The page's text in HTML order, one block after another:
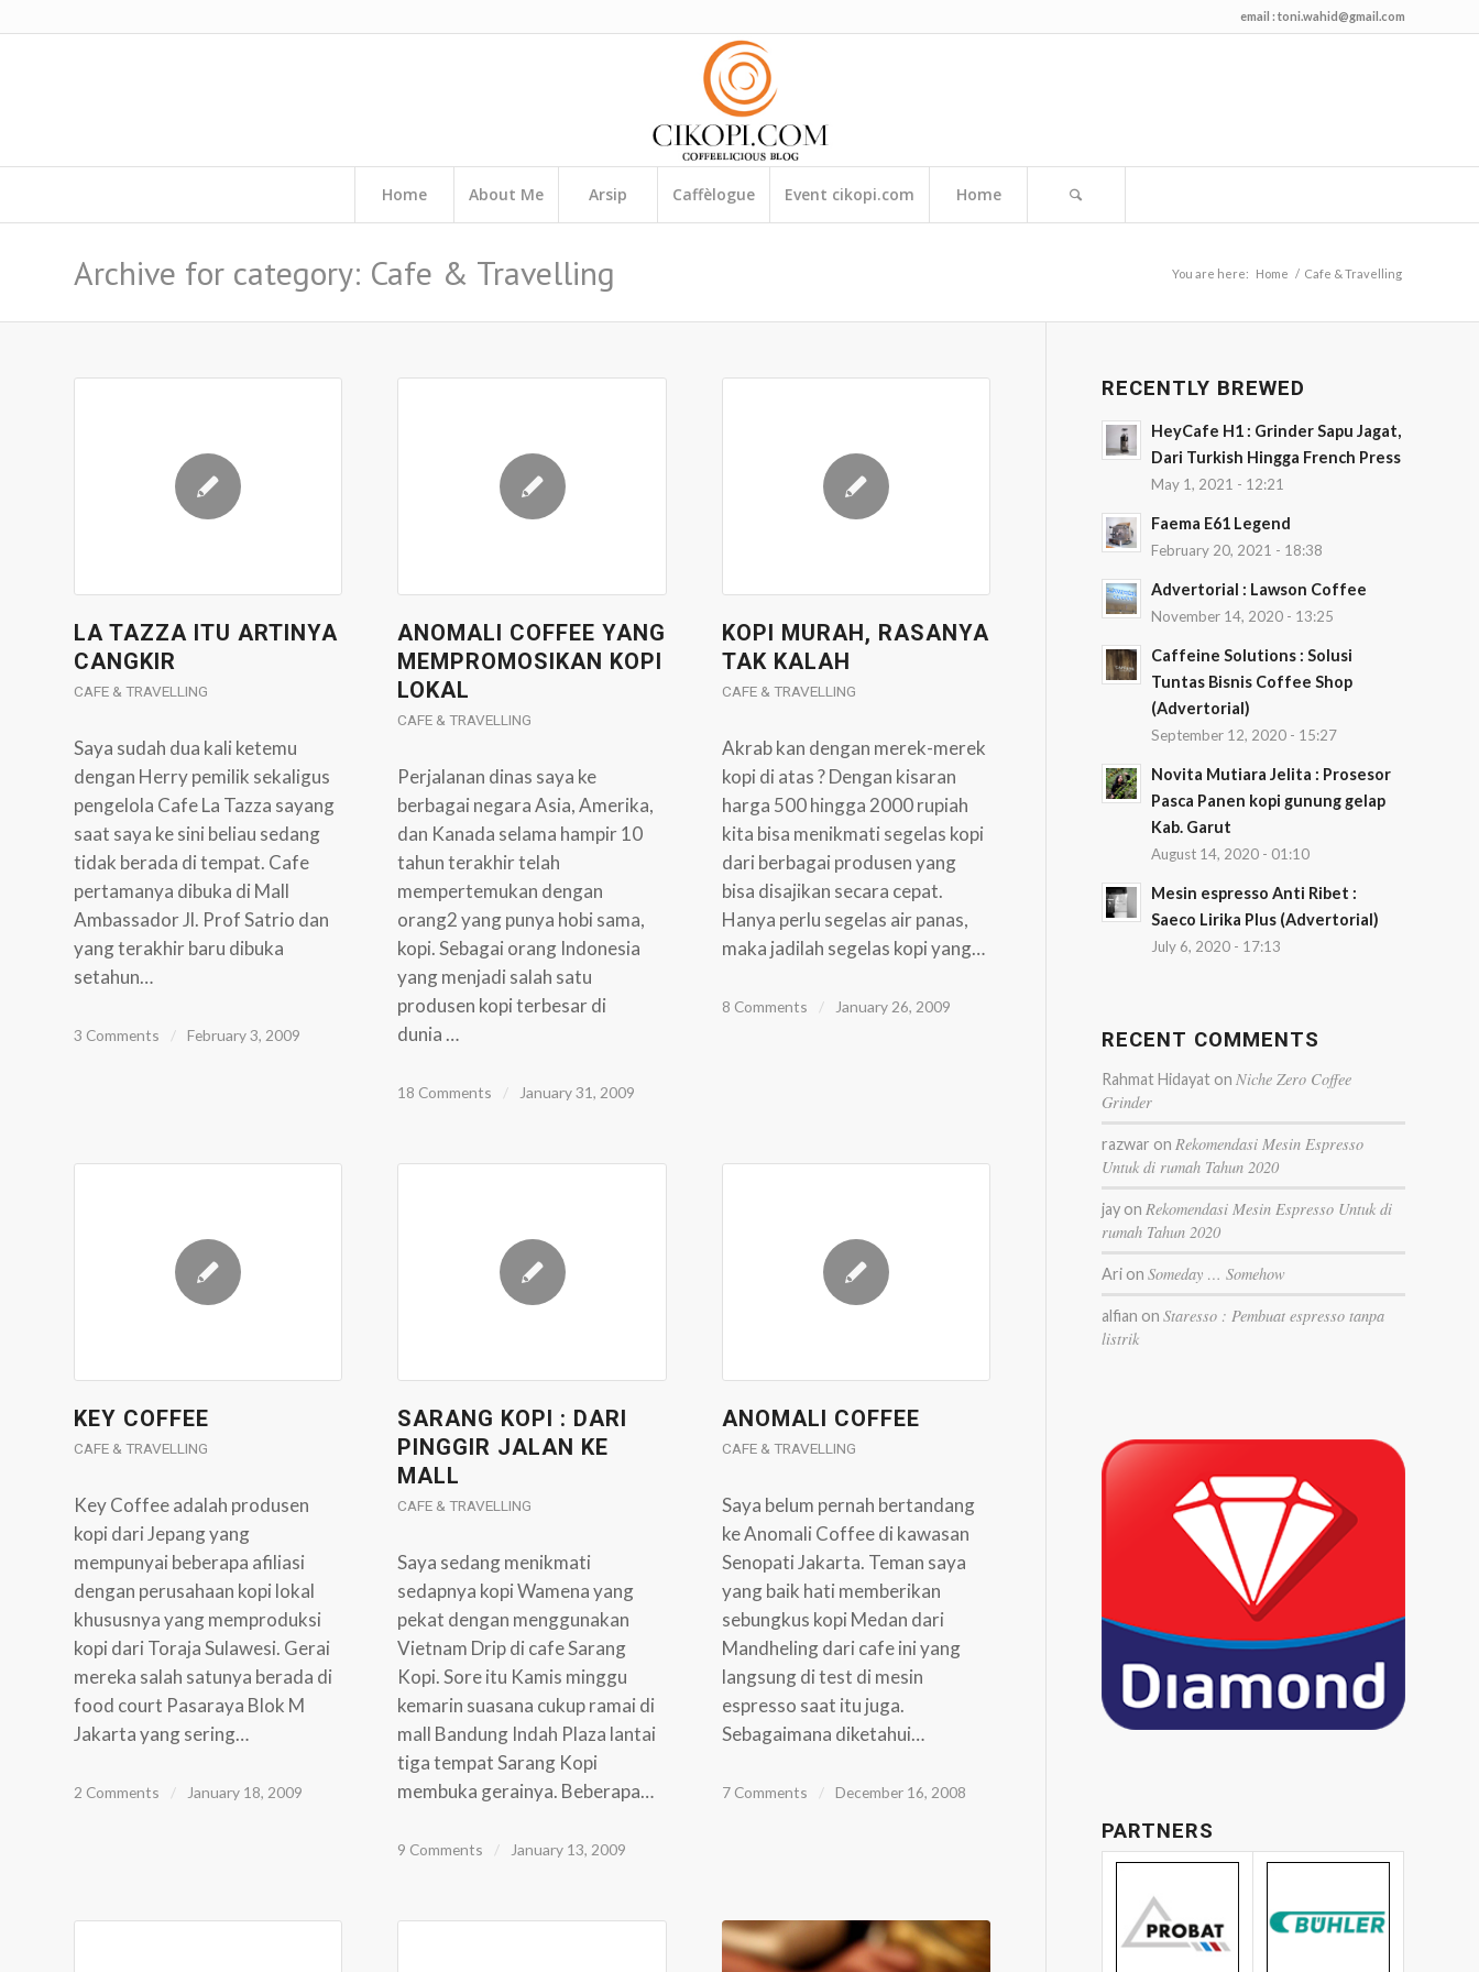
email : toni.wahid@gmail.com
Home About Me Arsip Caffèlogue Event cikopi.com Home
Archive for category: Cafe & Travelling You are here: Home / Cafe & Travelling
LA TAZZA ITU ARTINYA
CANGKIR
CAFE & TRAVELLING
Saya sudah dua kali ketemu
dengan Herry pemilik sekaligus
pengelola Cafe La Tazza sayang
saat saya ke sini beliau sedang
tidak berada di tempat. Cafe
pertamanya dibuka di Mall
Ambassador Jl. Prof Satrio dan
yang terakhir baru dibuka
setahun…
3 Comments / February 3, 2009
ANOMALI COFFEE YANG
MEMPROMOSIKAN KOPI
LOKAL
CAFE & TRAVELLING
Perjalanan dinas saya ke
berbagai negara Asia, Amerika,
dan Kanada selama hampir 10
tahun terakhir telah
mempertemukan dengan
orang2 yang punya hobi sama,
kopi. Sebagai orang Indonesia
yang menjadi salah satu
produsen kopi terbesar di
dunia …
18 Comments / January 31, 2009
KOPI MURAH, RASANYA
TAK KALAH
CAFE & TRAVELLING
Akrab kan dengan merek-merek
kopi di atas ? Dengan kisaran
harga 500 hingga 2000 rupiah
kita bisa menikmati segelas kopi
dari berbagai produsen yang
bisa disajikan secara cepat.
Hanya perlu segelas air panas,
maka jadilah segelas kopi yang…
8 Comments / January 26, 2009
KEY COFFEE
CAFE & TRAVELLING
Key Coffee adalah produsen
kopi dari Jepang yang
mempunyai beberapa afiliasi
dengan perusahaan kopi lokal
khususnya yang memproduksi
kopi dari Toraja Sulawesi. Gerai
mereka salah satunya berada di
food court Pasaraya Blok M
Jakarta yang sering…
2 Comments / January 18, 2009
SARANG KOPI : DARI
PINGGIR JALAN KE
MALL
CAFE & TRAVELLING
Saya sedang menikmati
sedapnya kopi Wamena yang
pekat dengan menggunakan
Vietnam Drip di cafe Sarang
Kopi. Sore itu Kamis minggu
kemarin suasana cukup ramai di
mall Bandung Indah Plaza lantai
tiga tempat Sarang Kopi
membuka gerainya. Beberapa…
9 Comments / January 13, 2009
ANOMALI COFFEE
CAFE & TRAVELLING
Saya belum pernah bertandang
ke Anomali Coffee di kawasan
Senopati Jakarta. Teman saya
yang baik hati memberikan
sebungkus kopi Medan dari
Mandheling dari cafe ini yang
langsung di test di mesin
espresso saat itu juga.
Sebagaimana diketahui…
7 Comments / December 16, 2008
RECENTLY BREWED
HeyCafe H1 : Grinder Sapu Jagat,
Dari Turkish Hingga French Press
May 1, 2021 - 12:21
Faema E61 Legend
February 20, 2021 - 18:38
Advertorial : Lawson Coffee
November 14, 2020 - 13:25
Caffeine Solutions : Solusi
Tuntas Bisnis Coffee Shop
(Advertorial)
September 12, 2020 - 15:27
Novita Mutiara Jelita : Prosesor
Pasca Panen kopi gunung gelap
Kab. Garut
August 14, 2020 - 01:10
Mesin espresso Anti Ribet :
Saeco Lirika Plus (Advertorial)
July 6, 2020 - 17:13
RECENT COMMENTS
Rahmat Hidayat on Niche Zero Coffee
Grinder
razwar on Rekomendasi Mesin Espresso
Untuk di rumah Tahun 2020
jay on Rekomendasi Mesin Espresso Untuk di
rumah Tahun 2020
Ari onSomeday … Somehow
alfian onStaresso : Pembuat espresso tanpa
listrik
PARTNERS